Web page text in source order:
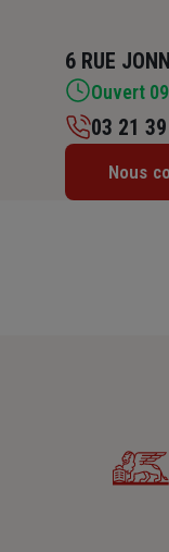
6 RUE
Mardi :
03 21
Nous